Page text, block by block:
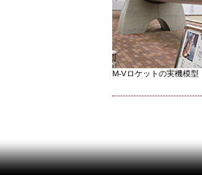
M-Vロケットの実機模型